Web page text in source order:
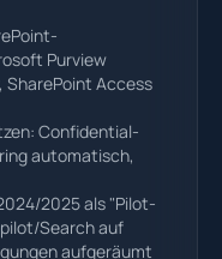
Purview
Access
Confidential-
automatisch,
2025 als "Pilot-
Search auf
aufgeräumt